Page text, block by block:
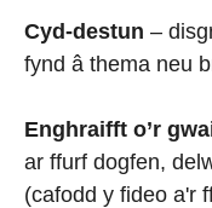
Cyd-destun –
fynd â thema neu
Enghraifft o’r
ar ffurf dogfen,
(cafodd y fideo a'r